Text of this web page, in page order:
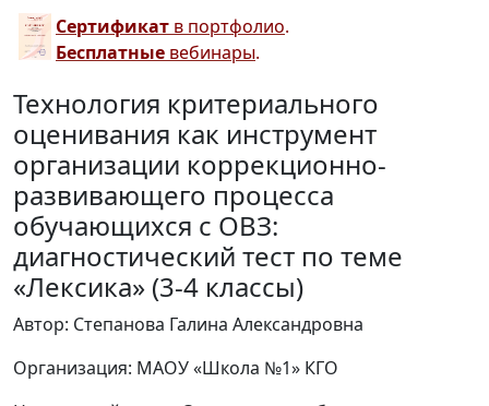
Сертификат в портфолио.
Бесплатные вебинары.
Технология критериального
оценивания как инструмент
организации коррекционно-
развивающего процесса
обучающихся с ОВЗ:
диагностический тест по теме
«Лексика» (3-4 классы)
Автор: Степанова Галина Александровна
Организация: МАОУ «Школа №1» КГО